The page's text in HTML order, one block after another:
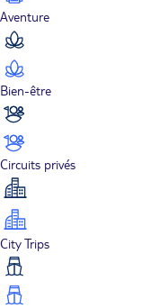
Aventure
Bien-être
Circuits privés
City Trips